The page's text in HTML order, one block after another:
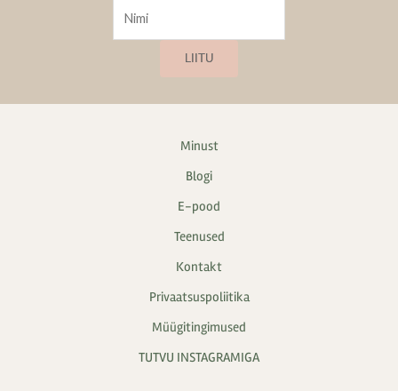
LIITU
Minust
Blogi
E-pood
Teenused
Kontakt
Privaatsuspoliitika
Müügitingimused
TUTVU INSTAGRAMIGA